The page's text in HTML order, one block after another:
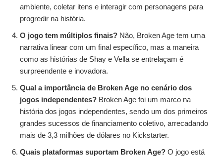
ambiente, coletar itens e interagir com personagens para
progredir na história.
O jogo tem múltiplos finais? Não, Broken Age tem uma
narrativa linear com um final específico, mas a maneira
como as histórias de Shay e Vella se entrelaçam é
surpreendente e inovadora.
Qual a importância de Broken Age no cenário dos
jogos independentes? Broken Age foi um marco na
história dos jogos independentes, sendo um dos primeiros
grandes sucessos de financiamento coletivo, arrecadando
mais de 3,3 milhões de dólares no Kickstarter.
Quais plataformas suportam Broken Age? O jogo está